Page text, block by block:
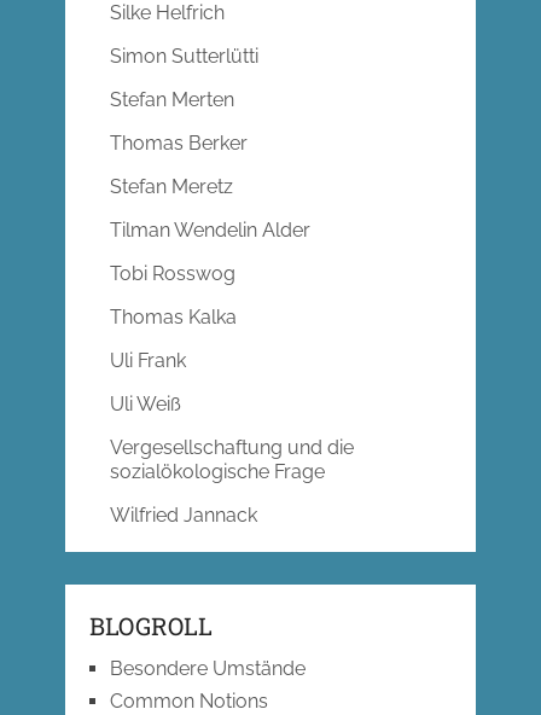
Silke Helfrich
Simon Sutterlütti
Stefan Merten
Thomas Berker
Stefan Meretz
Tilman Wendelin Alder
Tobi Rosswog
Thomas Kalka
Uli Frank
Uli Weiß
Vergesellschaftung und die
sozialökologische Frage
Wilfried Jannack
BLOGROLL
Besondere Umstände
Common Notions